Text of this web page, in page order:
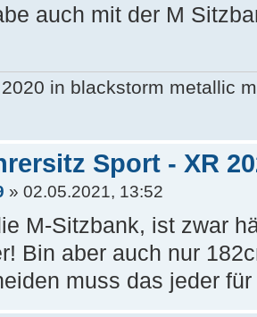
auch mit der M
in blackstorm metallic
Sport - XR
» 02.05.2021, 13:52
M-Sitzbank, ist zwar
Bin aber auch nur
muss das jeder